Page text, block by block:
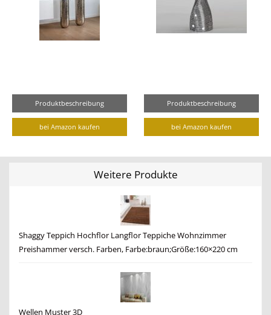
Produktbeschreibung
bei Amazon kaufen
Produktbeschreibung
bei Amazon kaufen
Weitere Produkte
Shaggy Teppich Hochflor Langflor Teppiche Wohnzimmer
Preishammer versch. Farben, Farbe:braun;Größe:160×220 cm
Wellen Muster 3D